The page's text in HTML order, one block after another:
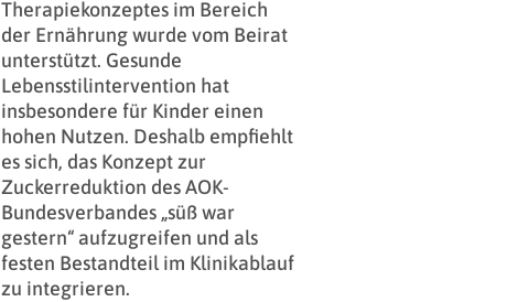
Therapiekonzeptes im Bereich
der Ernährung wurde vom Beirat
unterstützt. Gesunde
Lebensstilintervention hat
insbesondere für Kinder einen
hohen Nutzen. Deshalb empfiehlt
es sich, das Konzept zur
Zuckerreduktion des AOK-
Bundesverbandes „süß war
gestern“ aufzugreifen und als
festen Bestandteil im Klinikablauf
zu integrieren.